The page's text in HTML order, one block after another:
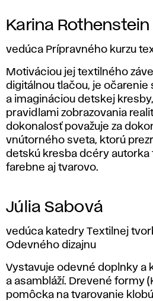
Karina
vedúca Prípravného kurzu
Motiváciou jej textilného
digitálnou tlačou, je očarenie
a imagináciou detskej
pravidlami zobrazovania
dokonalosť považuje za
vnútorného sveta, ktorú
detskú kresba dcéry
farebne aj tvarovo.
Júlia Sabová
vedúca katedry Textilnej
Odevného dizajnu
Vystavuje odevné doplnky a
a asambláží. Drevené formy
pomôcka na tvarovanie